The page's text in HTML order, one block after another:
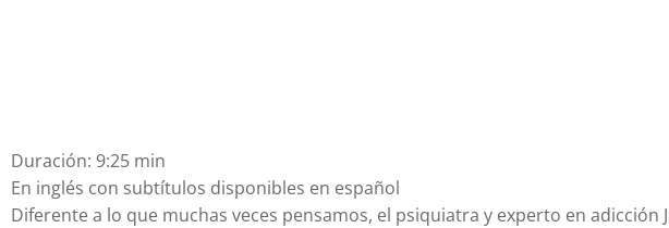
Duración: 9:25 min
En inglés con subtítulos disponibles en español
Diferente a lo que muchas veces pensamos, el psiquiatra y experto en